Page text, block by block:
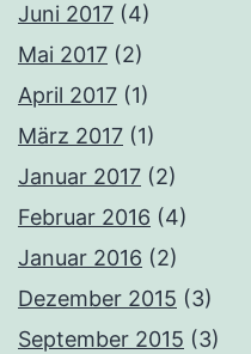
Juni 2017 (4)
Mai 2017 (2)
April 2017 (1)
März 2017 (1)
Januar 2017 (2)
Februar 2016 (4)
Januar 2016 (2)
Dezember 2015 (3)
September 2015 (3)